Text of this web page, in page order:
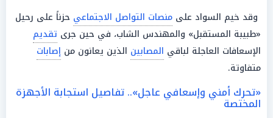
وقد خيم السواد على منصات التواصل الاجتماعي حزناً على رحيل
«طبيبة المستقبل» والمهندس الشاب، في حين جرى تقديم
الإسعافات العاجلة لباقي المصابين الذين يعانون من إصابات
متفاوتة.
«تحرك أمني وإسعافي عاجل».. تفاصيل استجابة الأجهزة
المختصة